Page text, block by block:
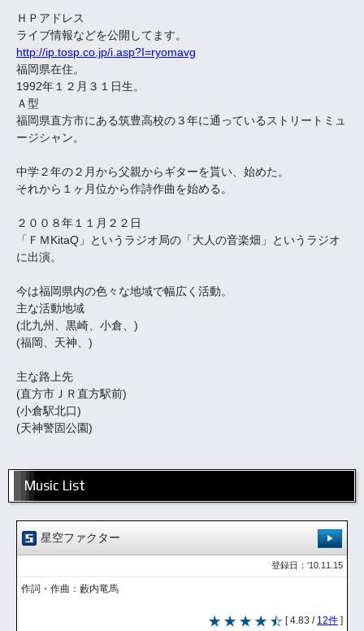
ＨＰアドレス
ライブ情報などを公開してます。
http://ip.tosp.co.jp/i.asp?I=ryomavg
福岡県在住。
1992年１２月３１日生。
Ａ型
福岡県直方市にある筑豊高校の３年に通っているストリートミュ
ージシャン。
中学２年の２月から父親からギターを貰い、始めた。
それから１ヶ月位から作詩作曲を始める。
２００８年１１月２２日
「ＦＭKitaQ」というラジオ局の「大人の音楽畑」というラジオ
に出演。
今は福岡県内の色々な地域で幅広く活動。
主な活動地域
(北九州、黒崎、小倉、)
(福岡、天神、)
主な路上先
(直方市ＪＲ直方駅前)
(小倉駅北口)
(天神警固公園)
Music List
星空ファクター
登録日：'10.11.15
作詞・作曲：藪内竜馬
[ 4.83 / 12件 ]